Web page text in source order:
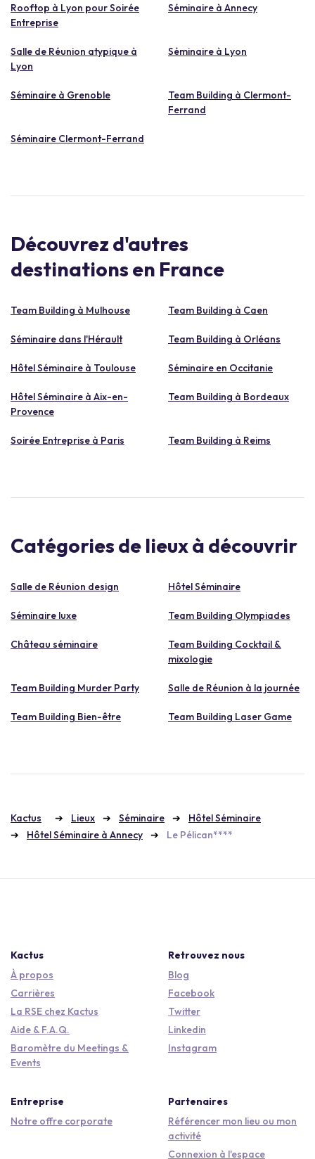
Rooftop à Lyon pour Soirée
Entreprise
Séminaire à Annecy
Salle de Réunion atypique à
Lyon
Séminaire à Lyon
Séminaire à Grenoble
Team Building à Clermont-
Ferrand
Séminaire Clermont-Ferrand
Découvrez d'autres
destinations en France
Team Building à Mulhouse Team Building à Caen
Séminaire dans l'Hérault Team Building à Orléans
Hôtel Séminaire à Toulouse Séminaire en Occitanie
Hôtel Séminaire à Aix-en-
Provence
Team Building à Bordeaux
Soirée Entreprise à Paris Team Building à Reims
Catégories de lieux à découvrir
Salle de Réunion design Hôtel Séminaire
Séminaire luxe Team Building Olympiades
Château séminaire
Team Building Cocktail &
mixologie
Team Building Murder Party Salle de Réunion à la journée
Team Building Bien-être Team Building Laser Game
Kactus Lieux Séminaire
Hôtel Séminaire
Hôtel Séminaire à Annecy
Le Pélican****
Kactus
À propos
Carrières
La RSE chez Kactus
Aide & F.A.Q.
Baromètre du Meetings &
Events
Retrouvez nous
Blog
Facebook
Twitter
Linkedin
Instagram
Entreprise
Notre offre corporate
Partenaires
Référencer mon lieu ou mon
activité
Connexion à l'espace